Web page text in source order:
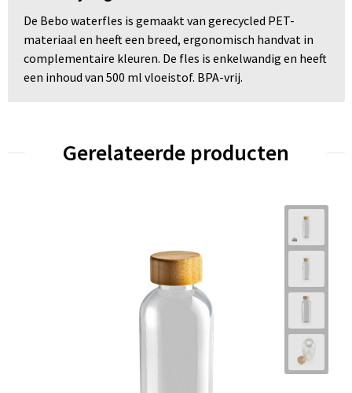
De Bebo waterfles is gemaakt van gerecycled PET-
materiaal en heeft een breed, ergonomisch handvat in
complementaire kleuren. De fles is enkelwandig en heeft
een inhoud van 500 ml vloeistof. BPA-vrij.
Gerelateerde producten